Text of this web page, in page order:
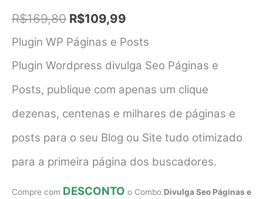
R$169,80 O
preço
original
era:
R$169,80.
R$109,99
preço
atual
é:
R$109,99.
Plugin WP Páginas e Posts
Plugin Wordpress divulga Seo Páginas e
Posts, publique com apenas um clique
dezenas, centenas e milhares de páginas e
posts para o seu Blog ou Site tudo otimizado
para a primeira página dos buscadores.
Compre com DESCONTO o Combo Divulga Seo Páginas e